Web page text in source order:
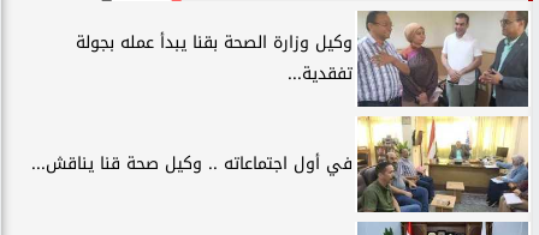
وكيل وزارة الصحة بقنا يبدأ عمله بجولة
تفقدية...
في أول اجتماعاته .. وكيل صحة قنا يناقش...